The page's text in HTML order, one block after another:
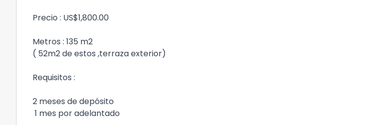
Precio : US$1,800.00
Metros : 135 m2
( 52m2 de estos ,terraza exterior)
Requisitos :
2 meses de depósito
1 mes por adelantado